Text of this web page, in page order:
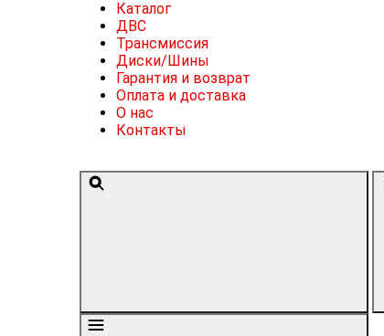
Каталог
ДВС
Трансмиссия
Диски/Шины
Гарантия и возврат
Оплата и доставка
О нас
Контакты